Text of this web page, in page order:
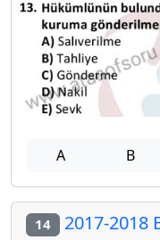
A B
14 2017-2018